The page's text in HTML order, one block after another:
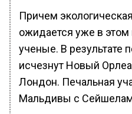
Причем
ожидается уже в
ученые. В результате
исчезнут Новый
Лондон. Печальная
Мальдивы с